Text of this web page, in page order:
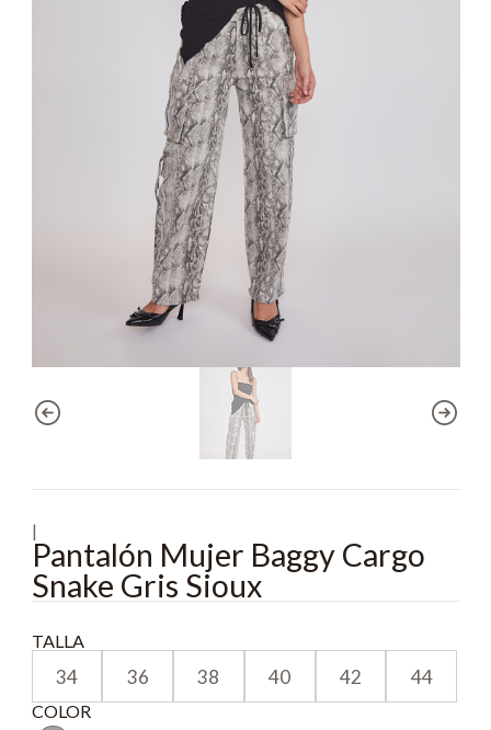
|
Pantalón Mujer Baggy Cargo
Snake Gris Sioux
TALLA
34 36 38 40 42 44
COLOR